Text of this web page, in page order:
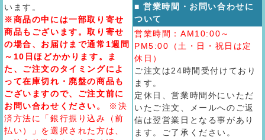
います。
※商品の中には一部取り寄せ
商品もございます。取り寄せ
の場合、お届けまで通常1週間
～10日ほどかかります。ま
た、ご注文のタイミングによ
って在庫切れ・廃盤の商品も
ございますので、ご注文前に
お問い合わせください。
※決
済方法に「銀行振り込み（前
払い）」を選択された方は、
■ 営業時間・お問い合わせに
ついて
営業時間：AM10:00～
PM5:00（土・日・祝日は定
休日）
ご注文は24時間受付けており
ます。
定休日、営業時間外にいただ
いたご注文、メールへのご返
信は翌営業日となる事があり
ます。ご了承ください。